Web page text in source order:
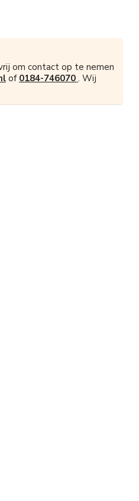
om contact op te nemen
of 0184-746070 . Wij